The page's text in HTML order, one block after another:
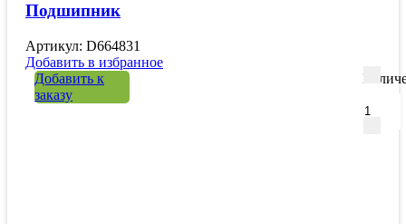
Подшипник
Артикул: D664831
Добавить в избранное
Добавить к
заказу